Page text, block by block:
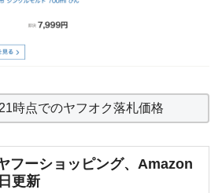
時点でのヤフオク落札価格
フーショッピング、Amazon
更新